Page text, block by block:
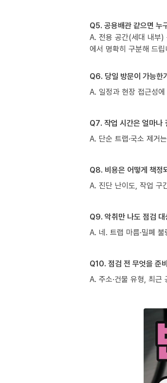
Q5. 공용배관 같으면 누
A. 전용 공간(세대 내부)
에서 명확히 구분해 드립
Q6. 당일 방문이 가능한
A. 일정과 현장 접근성
Q7. 작업 시간은 얼마나
A. 단순 트랩·국소 제거
Q8. 비용은 어떻게 책정
A. 진단 난이도, 작업 구
Q9. 악취만 나도 점검
A. 네. 트랩 마름·밀폐
Q10. 점검 전 무엇을 준
A. 주소·건물 유형, 최근